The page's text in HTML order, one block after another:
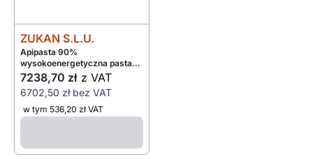
ZUKAN S.L.U.
Apipasta 90%
wysokoenergetyczna pasta
dla pszczół 15x1kg - paleta
1050kg
7238,70 zł z VAT
6702,50 zł bez VAT
w tym 536,20 zł VAT